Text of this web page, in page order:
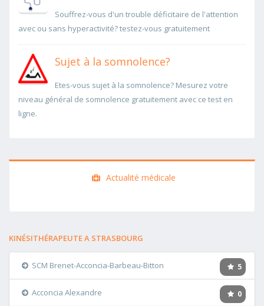
Souffrez-vous d'un trouble déficitaire de l'attention
avec ou sans hyperactivité? testez-vous gratuitement
Sujet à la somnolence?
Etes-vous sujet à la somnolence? Mesurez votre
niveau général de somnolence gratuitement avec ce test en
ligne.
Actualité médicale
KINÉSITHÉRAPEUTE A STRASBOURG
5
SCM Brenet-Acconcia-Barbeau-Bitton
0
Acconcia Alexandre